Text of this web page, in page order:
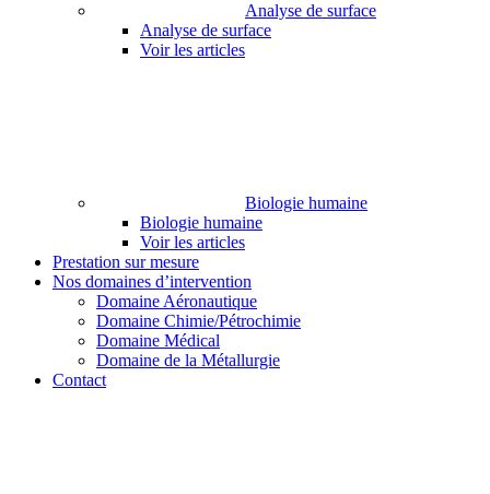
Analyse de surface
Analyse de surface
Voir les articles
Biologie humaine
Biologie humaine
Voir les articles
Prestation sur mesure
Nos domaines d’intervention
Domaine Aéronautique
Domaine Chimie/Pétrochimie
Domaine Médical
Domaine de la Métallurgie
Contact